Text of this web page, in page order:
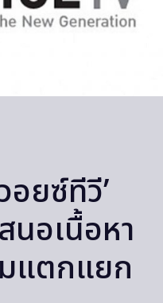
ยซ์ทีวี’
นอเนื้อหา
แตกแยก